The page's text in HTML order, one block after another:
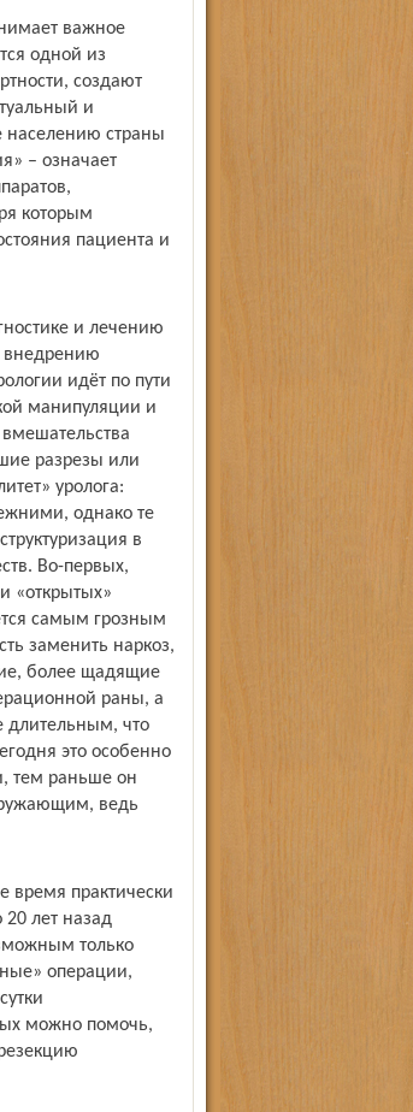
важное
одной из
создают
и
населению страны
– означает
которым
пациента и
и лечению
внедрению
идёт по пути
манипуляции и
разрезы или
уролога:
однако те
в
Во-первых,
«открытых»
самым грозным
заменить наркоз,
более щадящие
раны, а
длительным, что
это особенно
тем раньше он
ведь
время практически
лет назад
только
операции,
можно помочь,